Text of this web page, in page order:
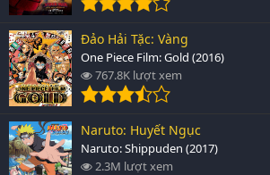
Đảo Hải Tặc: Vàng
One Piece Film: Gold (2016)
767.8K lượt xem
Naruto: Huyết Ngục
Naruto: Shippuden (2017)
2.3M lượt xem